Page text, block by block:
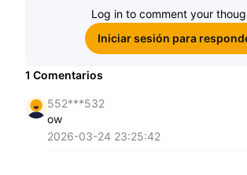
Log in to comment your
Iniciar sesión para
1 Comentarios
552***532
ow
2026-03-24 23:25:42